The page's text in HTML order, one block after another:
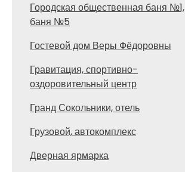
Городская общественная баня №1,
баня №5
Гостевой дом Веры Фёдоровны
Гравитация, спортивно-
оздоровительный центр
Гранд Сокольники, отель
Грузовой, автокомплекс
Дверная ярмарка